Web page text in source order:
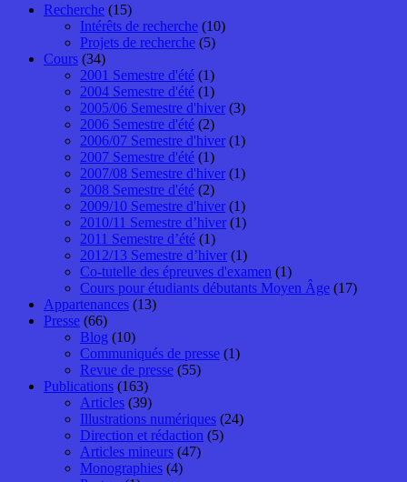
Recherche (15)
Intérêts de recherche (10)
Projets de recherche (5)
Cours (34)
2001 Semestre d'été (1)
2004 Semestre d'été (1)
2005/06 Semestre d'hiver (3)
2006 Semestre d'été (2)
2006/07 Semestre d'hiver (1)
2007 Semestre d'été (1)
2007/08 Semestre d'hiver (1)
2008 Semestre d'été (2)
2009/10 Semestre d'hiver (1)
2010/11 Semestre d’hiver (1)
2011 Semestre d’été (1)
2012/13 Semestre d’hiver (1)
Co-tutelle des épreuves d'examen (1)
Cours pour étudiants débutants Moyen Âge (17)
Appartenances (13)
Presse (66)
Blog (10)
Communiqués de presse (1)
Revue de presse (55)
Publications (163)
Articles (39)
Illustrations numériques (24)
Direction et rédaction (5)
Articles mineurs (47)
Monographies (4)